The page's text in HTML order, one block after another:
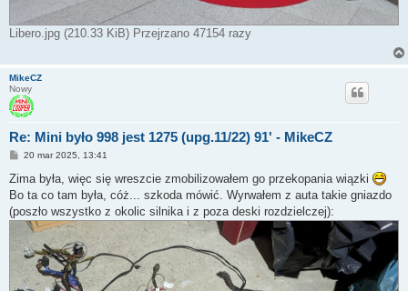
Libero.jpg (210.33 KiB) Przejrzano 47154 razy
MikeCZ
Nowy
Re: Mini było 998 jest 1275 (upg.11/22) 91' - MikeCZ
P
s
20 mar 2025, 13:41
Zima była, więc się wreszcie zmobilizowałem go przekopania wiązki
Bo ta co tam była, cóż... szkoda mówić. Wyrwałem z auta takie gniazdo
(poszło wszystko z okolic silnika i z poza deski rozdzielczej):